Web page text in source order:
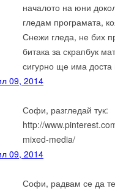
началото на юни
гледам програмата,
Снежи гледа, не бих
битака за скрапбук
сигурно ще има доста
09, 2014
Софи, разгледай тук:
http://
mixed-media/
09, 2014
Софи, радвам се да